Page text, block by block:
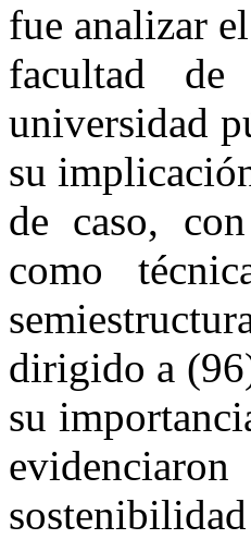
fue analizar
facultad
universidad
su
de caso,
como
dirigido a
su